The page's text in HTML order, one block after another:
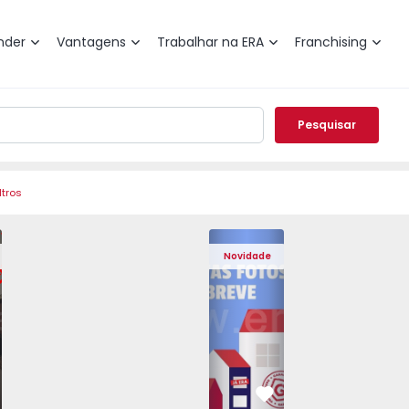
Vantagens Trabalhar na ERA Franchising
Pesquisar
Pedrouços - 1575536 - 7
T3 Maia, Pedrouços - 1575536 - 9
Apartamento T3 Maia, Pedrouços - 1575536 - 8
Apartamento T3 Maia, Pedrouços - 1575536 - 12
Apartamento T3 Maia, Pedrouços -
Apartamento T3 Maia,
Apartamento
Novidade
Apartamento T3 Porto,
Favorito